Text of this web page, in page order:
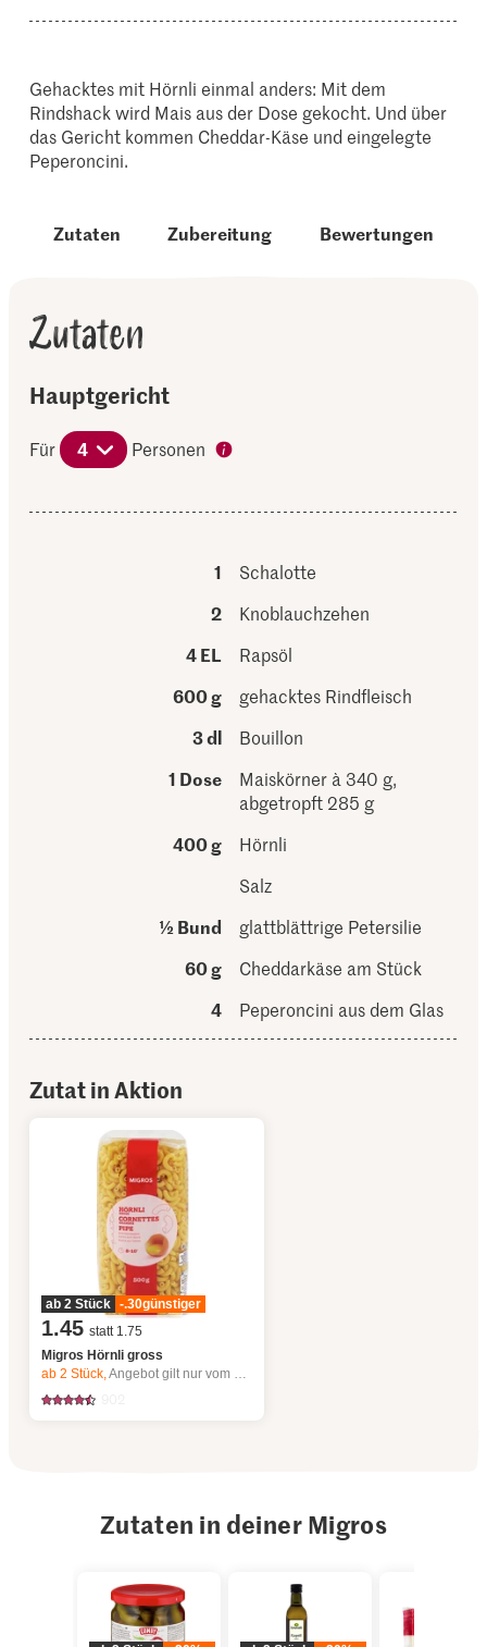
Gehacktes mit Hörnli einmal anders: Mit dem
Rindshack wird Mais aus der Dose gekocht. Und über
das Gericht kommen Cheddar-Käse und eingelegte
Peperoncini.
Zutaten Zubereitung Bewertungen
Zutaten
Hauptgericht
Für 4 Personen
1
Schalotte
2
Knoblauchzehen
4 EL
Rapsöl
600 g
gehacktes Rindfleisch
3 dl
Bouillon
1 Dose
Maiskörner à 340 g,
abgetropft 285 g
400 g
Hörnli
Salz
½ Bund
glattblättrige Petersilie
60 g
Cheddarkäse am Stück
4
Peperoncini aus dem Glas
Zutat in Aktion
ab 2 Stück -.30günstiger
1.45 statt 1.75
Migros Hörnli gross
ab 2Stück,Angebot gilt nur vom 6.8. bis 12.8.2026, solange Vorrat.
Zutaten in deiner Migros